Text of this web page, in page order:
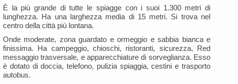
È la più grande di tutte le spiagge con i suoi 1.300 metri di
lunghezza. Ha una larghezza media di 15 metri. Si trova nel
centro della città più lontana.
Onde moderate, zona guardato e ormeggio e sabbia bianca e
finissima. Ha campeggio, chioschi, ristoranti, sicurezza, Red
messaggio trasversale, e apparecchiature di sorveglianza. Esso
è dotato di doccia, telefono, pulizia spiaggia, cestini e trasporto
autobus.